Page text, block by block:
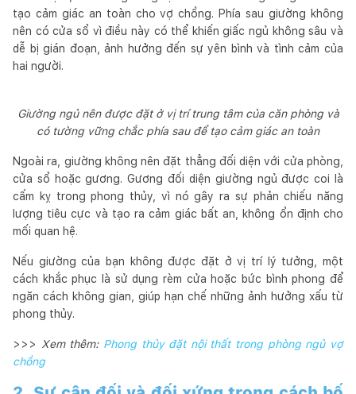
tạo cảm giác an toàn cho vợ chồng. Phía sau giường không
nên có cửa sổ vì điều này có thể khiến giấc ngủ không sâu và
dễ bị gián đoạn, ảnh hưởng đến sự yên bình và tình cảm của
hai người.
Giường ngủ nên được đặt ở vị trí trung tâm của căn phòng và
có tường vững chắc phía sau để tạo cảm giác an toàn
Ngoài ra, giường không nên đặt thẳng đối diện với cửa phòng,
cửa sổ hoặc gương. Gương đối diện giường ngủ được coi là
cấm kỵ trong phong thủy, vì nó gây ra sự phản chiếu năng
lượng tiêu cực và tạo ra cảm giác bất an, không ổn định cho
mối quan hệ.
Nếu giường của bạn không được đặt ở vị trí lý tưởng, một
cách khắc phục là sử dụng rèm cửa hoặc bức bình phong để
ngăn cách không gian, giúp hạn chế những ảnh hưởng xấu từ
phong thủy.
>>> Xem thêm: Phong thủy đặt nội thất trong phòng ngủ vợ
chồng